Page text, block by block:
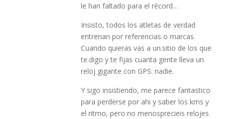
le han faltado para el récord…
Insisto, todos los atletas de verdad
entrenan por referencias o marcas.
Cuando quieras vas a un.sitio de los que
te.digo y te fijas cuanta gente lleva un
reloj gigante con GPS: nadie.
Y sigo insistiendo, me parece fantastico
para perderse por ahi y saber los kms y
el ritmo, pero no menosprecieis relojes